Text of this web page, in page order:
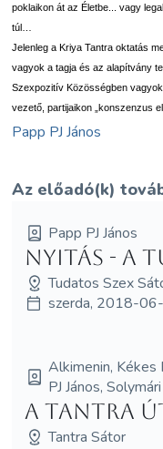
poklaikon át az Életbe... vagy
túl…
Jelenleg a Kriya Tantra oktatás
vagyok a tagja és az alapítvány
Szexpozitív Közösségben
vezető, partijaikon „konszenzus
Papp PJ János
Az előadó(k)
Papp PJ János
Nyitás - a
Tudatos Szex
szerda, 2018-
Alkimenin, Kékes
PJ János,
A Tantra
Tantra Sátor